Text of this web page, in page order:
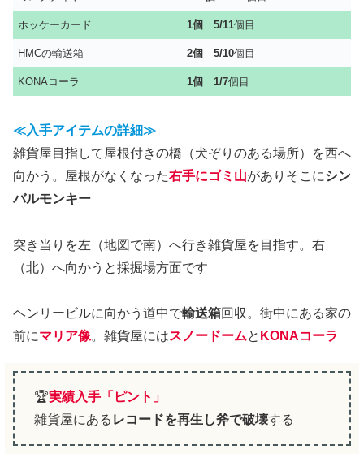
ホッケーカード 1個 5/11個目
HMCの輸送箱 2個 5/10個目
KONAコーラ 1個 1/7個目
≪入手アイテムの詳細≫
雑貨屋目指して屋根付きの橋（犬ぞりのある場所）を西へ
向かう。屋根がなくなった右手にゴミ山がありそこにシン
バルモンキー
突き当りを左（地図で南）へ行き雑貨屋を目指す。右
（北）へ向かうと採掘場方面です
ヘンリービルに向かう道中で輸送箱回収。街中にある家の
前にマリア像。雑貨屋にはスノードームと KONAコーラ
🏆実績入手「ピント」
雑貨屋にある レコードを再生し斧で破壊する